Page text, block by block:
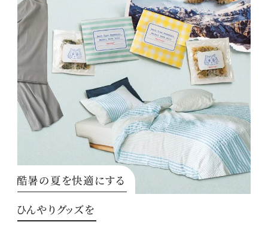
酷暑の夏を快適にする
ひんやりグッズを